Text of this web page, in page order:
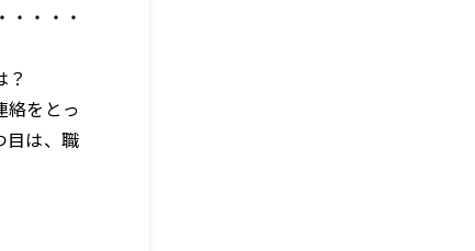
・・・
をとっ
目は、職